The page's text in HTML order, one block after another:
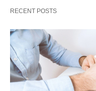
RECENT POSTS